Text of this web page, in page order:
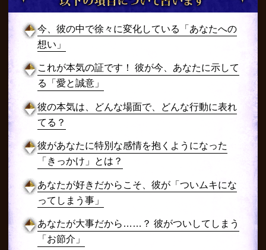
今、彼の中で徐々に変化している「あなたへの
想い」
これが本気の証です！ 彼が今、あなたに示して
る「愛と誠意」
彼の本気は、どんな場面で、どんな行動に表れ
てる？
彼があなたに特別な感情を抱くようになった
「きっかけ」とは？
あなたが好きだからこそ、彼が「ついムキにな
ってしまう事」
あなたが大事だから……？ 彼がついしてしまう
「お節介」